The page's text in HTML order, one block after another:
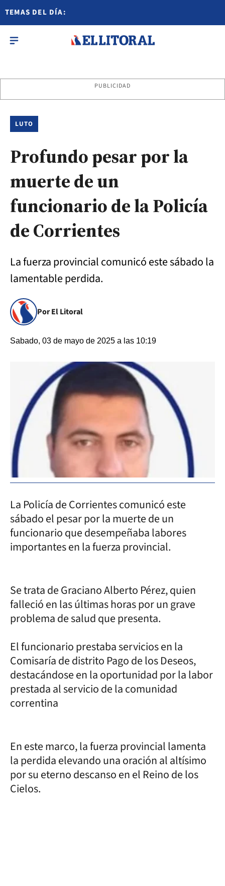
TEMAS DEL DÍA:
PUBLICIDAD
LUTO
Profundo pesar por la
muerte de un
funcionario de la Policía
de Corrientes
La fuerza provincial comunicó este sábado la
lamentable perdida.
Por El Litoral
Sabado, 03 de mayo de 2025 a las 10:19
La Policía de Corrientes comunicó este
sábado el pesar por la muerte de un
funcionario que desempeñaba labores
importantes en la fuerza provincial.
Se trata de Graciano Alberto Pérez, quien
falleció en las últimas horas por un grave
problema de salud que presenta.
El funcionario prestaba servicios en la
Comisaría de distrito Pago de los Deseos,
destacándose en la oportunidad por la labor
prestada al servicio de la comunidad
correntina
En este marco, la fuerza provincial lamenta
la perdida elevando una oración al altísimo
por su eterno descanso en el Reino de los
Cielos.